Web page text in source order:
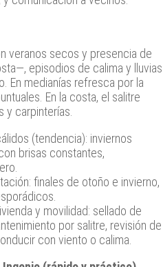
veranos secos y presencia de
episodios de calima y lluvias
En medianías refresca por la
En la costa, el salitre
y carpinterías.
(tendencia): inviernos
brisas constantes,
finales de otoño e invierno,
y movilidad: sellado de
por salitre, revisión de
con viento o calima.